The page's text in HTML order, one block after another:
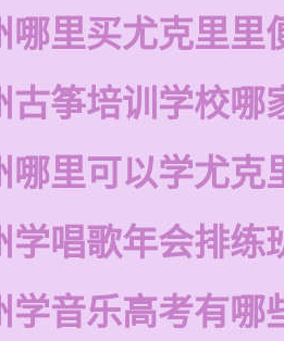
哪里买尤克里里
古筝培训学校哪
哪里可以学尤克
学唱歌年会排练
学音乐高考有哪